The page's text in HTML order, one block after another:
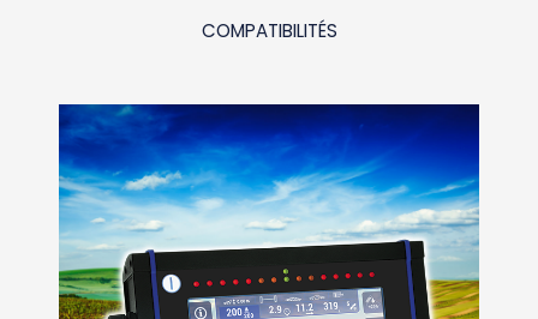
COMPATIBILITÉS